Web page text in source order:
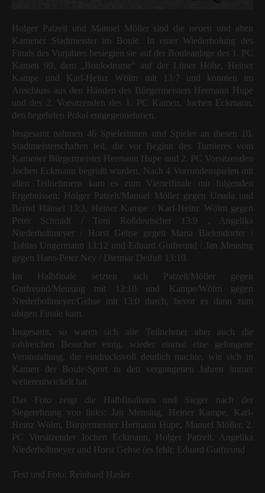
Holger Patzelt und Manuel Möller sind die neuen und alten
Kamener Stadtmeister im Boule. In einer Wiederholung des
Finals des Vorjahres besiegten sie auf der Bouleanlage des 1. PC
Kamen 99, dem „Boulodrome“ auf der Lüner Höhe, Heiner
Kampe und Karl-Heinz Wölm mit 13:7 und konnten im
Anschluss aus den Händen des Bürgermeisters Hermann Hupe
und des 2. Vorsitzenden des 1. PC Kamen, Jochen Eckmann,
den begehrten Pokal entgegennehmen.
Insgesamt nahmen 46 Spielerinnen und Spieler an diesen 10.
Stadtmeisterschaften teil, die vor Beginn des Turnieres vom
Kamener Bürgermeister Hermann Hupe und 2. PC Vorsitzenden
Jochen Eckmann begrüßt wurden. Nach 4 Vorrundenspielen mit
allen Teilnehmern kam es zum Viertelfinale mit folgenden
Ergebnissen: Holger Patzelt/Manuel Möller gegen Ursula und
Bernd Hänsel 13:3, Heiner Kampe / Karl-Heinz Wölm gegen
Peter Schmidt / Toni Roßdeutscher 13:9 , Angelika
Niederholtmeyer / Horst Gehse gegen Maria Bielendorfer /
Tobias Ungermann 13:12 und Eduard Gutfreund / Jan Mensing
gegen Hans-Peter Ney / Dietmar Deifuß 13:10.
Im Halbfinale setzten sich Patzelt/Möller gegen
Gutfreund/Mensing mit 13:10 und Kampe/Wölm gegen
Niederholtmeyer/Gehse mit 13:0 durch, bevor es dann zum
obigen Finale kam.
Insgesamt, so waren sich alle Teilnehmer aber auch die
zahlreichen Besucher einig, wieder einmal eine gelungene
Veranstaltung, die eindrucksvoll deutlich machte, wie sich in
Kamen der Boule-Sport in den vergangenen Jahren immer
weiterentwickelt hat.
Das Foto zeigt die Halbfinalisten und Sieger nach der
Siegerehrung von links: Jan Mensing, Heiner Kampe, Karl-
Heinz Wölm, Bürgermeister Hermann Hupe, Manuel Möller, 2.
PC Vorsitzender Jochen Eckmann, Holger Patzelt, Angelika
Niederholtmeyer und Horst Gehse (es fehlt: Eduard Gutfreund
Text und Foto: Reinhard Hasler